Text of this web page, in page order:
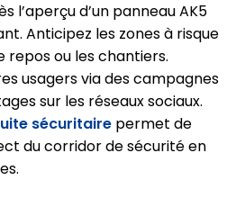
l’aperçu d’un panneau AK5
Anticipez les zones à risque
repos ou les chantiers.
usagers via des campagnes
sur les réseaux sociaux.
sécuritairepermet de
du corridor de sécurité en